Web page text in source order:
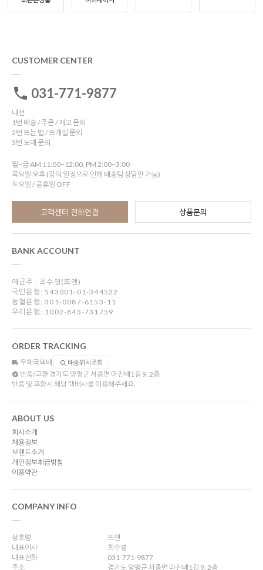
CUSTOMER CENTER
031-771-9877
내선
1번 배송 / 주문 / 재고 문의
2번 뜨는 법 / 뜨개실 문의
3번 도매 문의
월~금 AM 11:00~12:00, PM 2:00~3:00
목요일 오후 (강의 일정으로 인해 배송팀 상담만 가능)
토요일 / 공휴일 OFF
고객센터 전화연결 상품문의
BANK ACCOUNT
예금주 : 최수영(뜨앤)
국민은행: 543001-01-344522
농협은행: 301-0087-6153-11
우리은행: 1002-843-731759
ORDER TRACKING
우체국택배 배송위치조회
반품/교환 경기도 양평군 서종면 마진배1길 9, 2층
반품 및 교환시 해당 택배사를 이용해주세요.
ABOUT US
회사소개
채용정보
브랜드소개
개인정보취급방침
이용약관
COMPANY INFO
상호명
뜨앤
대표이사
최수영
대표전화
031-771-9877
주소
경기도 양평군 서종면 마진배1길 9, 2층